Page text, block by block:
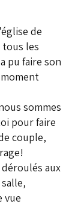
de
tous les
pu faire son
sommes
pour faire
couple,
aux
vue